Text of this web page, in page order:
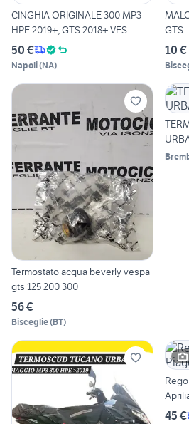
CINGHIA ORIGINALE 300 MP3
HPE 2019+, GTS 2018+ VES
50 €
Napoli(NA)
GTS
10 €
Termostato acqua beverly vespa
gts 125 200 300
56 €
Bisceglie(BT)
45 €